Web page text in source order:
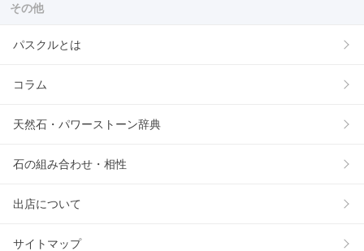
その他
パスクルとは
コラム
天然石・パワーストーン辞典
石の組み合わせ・相性
出店について
サイトマップ